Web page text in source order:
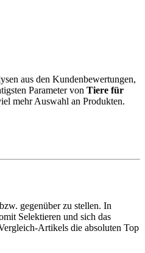
aus den Kundenbewertungen,
Parameter von Tiere für
mehr Auswahl an Produkten.
gegenüber zu stellen. In
Selektieren und sich das
Artikels die absoluten Top